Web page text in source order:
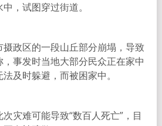
，试图穿过街道。
政区的一段山丘部分崩塌，导致
事发时当地大部分民众正在家中
及时躲避，而被困家中。
灾难可能导致“数百人死亡”，目